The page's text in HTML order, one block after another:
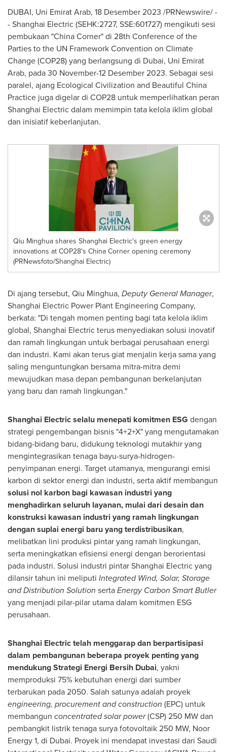
DUBAI, Uni Emirat Arab, 18 Desember 2023 /PRNewswire/ -
- Shanghai Electric (SEHK:2727, SSE:601727) mengikuti sesi
pembukaan "China Corner" di 28th Conference of the
Parties to the UN Framework Convention on Climate
Change(COP28)yang berlangsung di Dubai, Uni Emirat
Arab, pada 30 November-12 Desember 2023. Sebagai sesi
paralel, ajang Ecological Civilization and Beautiful China
Practice juga digelar di COP28 untuk memperlihatkan peran
Shanghai Electric dalam memimpin tata kelola iklim global
dan inisiatif keberlanjutan.
Qiu Minghua shares Shanghai Electric's green energy
innovations at COP28's China Corner opening ceremony
(PRNewsfoto/Shanghai Electric)
Di ajang tersebut, Qiu Minghua, Deputy General Manager,
Shanghai Electric Power Plant Engineering Company,
berkata: "Di tengah momen penting bagi tata kelola iklim
global, Shanghai Electric terus menyediakan solusi inovatif
dan ramah lingkungan untuk berbagai perusahaan energi
dan industri. Kami akan terus giat menjalin kerja sama yang
saling menguntungkan bersama mitra-mitra demi
mewujudkan masa depan pembangunan berkelanjutan
yang baru dan ramah lingkungan."
Shanghai Electric selalu menepati komitmen ESG dengan
strategi pengembangan bisnis "4+2+X" yang mengutamakan
bidang-bidang baru, didukung teknologi mutakhir yang
mengintegrasikan tenaga bayu-surya-hidrogen-
penyimpanan energi. Target utamanya, mengurangi emisi
karbon di sektor energi dan industri, serta aktif membangun
solusi nol karbon bagi kawasan industri yang
menghadirkan seluruh layanan, mulai dari desain dan
konstruksi kawasan industri yang ramah lingkungan
dengan suplai energi baru yang terdistribusikan,
melibatkan lini produksi pintar yang ramah lingkungan,
serta meningkatkan efisiensi energi dengan berorientasi
pada industri. Solusi industri pintar Shanghai Electric yang
dilansir tahun ini meliputi Integrated Wind, Solar, Storage
and Distribution Solution sertaEnergy Carbon Smart Butler
yang menjadi pilar-pilar utama dalam komitmen ESG
perusahaan.
Shanghai Electric telah menggarap dan berpartisipasi
dalam pembangunan beberapa proyek penting yang
mendukung Strategi Energi Bersih Dubai, yakni
memproduksi 75% kebutuhan energi dari sumber
terbarukan pada 2050. Salah satunya adalah proyek
engineering, procurement and construction (EPC) untuk
membangun concentrated solar power(CSP) 250 MW dan
pembangkit listrik tenaga surya fotovoltaik 250 MW, Noor
Energy 1, di Dubai. Proyek ini mendapat investasi dari Saudi